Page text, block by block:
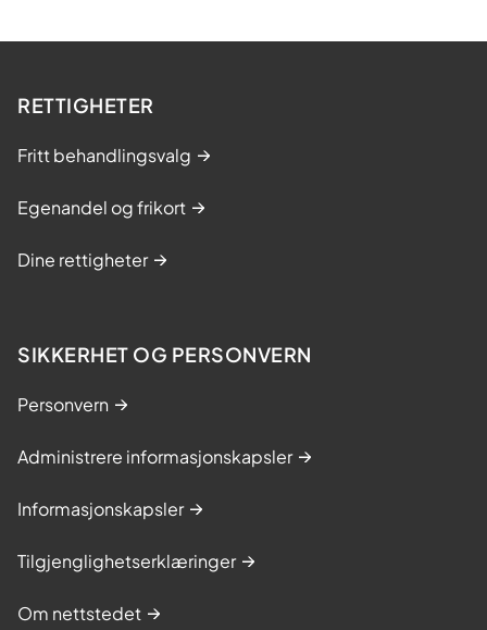
RETTIGHETER
Fritt behandlingsvalg
Egenandel og frikort
Dine rettigheter
SIKKERHET OG PERSONVERN
Personvern
Administrere informasjonskapsler
Informasjonskapsler
Tilgjenglighetserklæringer
Om nettstedet